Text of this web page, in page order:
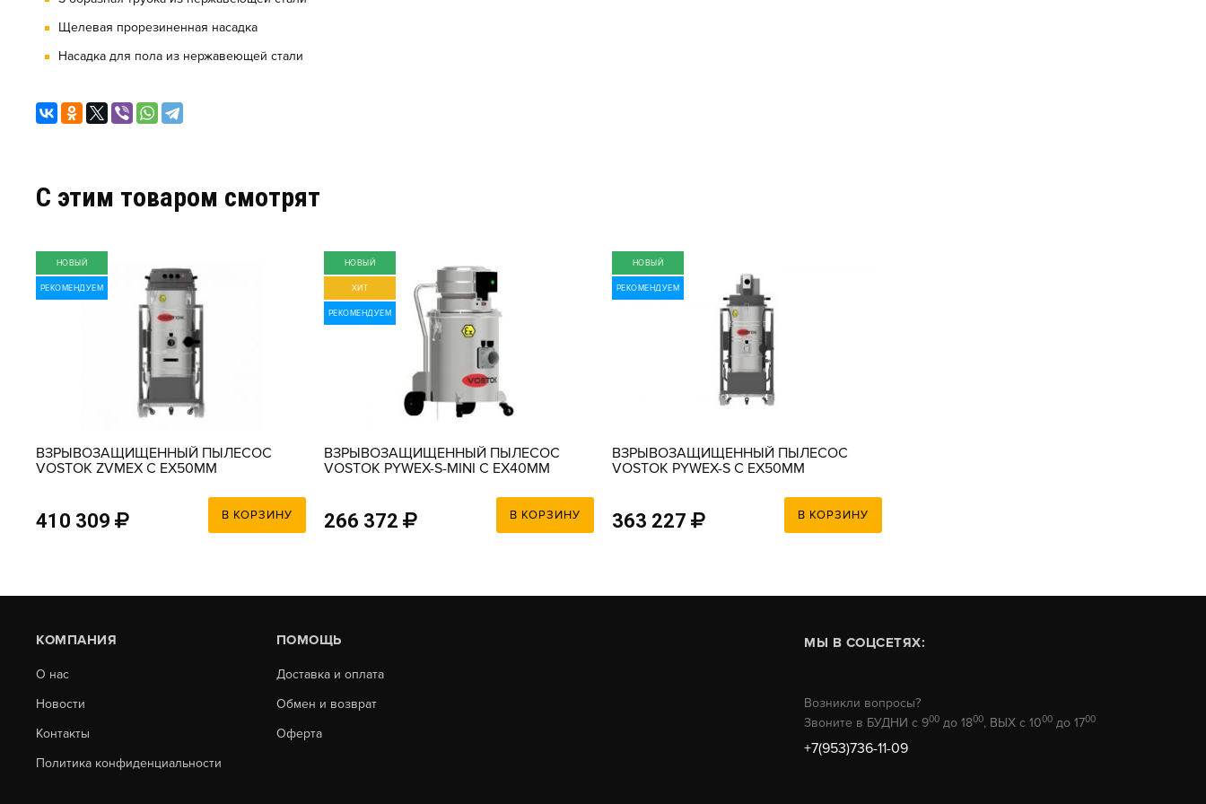
Щелевая прорезиненная насадка
Насадка для пола из нержавеющей стали
C этим товаром смотрят
НОВЫЙ
РЕКОМЕНДУЕМ
ВЗРЫВОЗАЩИЩЕННЫЙ ПЫЛЕСОС
VOSTOK ZVMEX C EX50MM
410 309 В КОРЗИНУ
НОВЫЙ
ХИТ
РЕКОМЕНДУЕМ
ВЗРЫВОЗАЩИЩЕННЫЙ ПЫЛЕСОС
VOSTOK PYWEX-S-MINI C EX40MM
266 372 В КОРЗИНУ
НОВЫЙ
РЕКОМЕНДУЕМ
ВЗРЫВОЗАЩИЩЕННЫЙ ПЫЛЕСОС
VOSTOK PYWEX-S C EX50MM
363 227 В КОРЗИНУ
КОМПАНИЯ
О нас
Новости
Контакты
Политика конфиденциальности
ПОМОЩЬ
Доставка и оплата
Обмен и возврат
Оферта
МЫ В СОЦСЕТЯХ:
Возникли вопросы?
Звоните в БУДНИ с 900 до 1800, ВЫХ с 1000 до 1700
+7(953)736-11-09